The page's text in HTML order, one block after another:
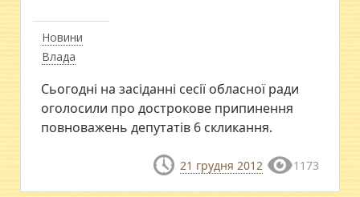
Новини
Влада
Сьогодні на засіданні сесії обласної ради
оголосили про дострокове припинення
повноважень депутатів 6 скликання.
21 грудня 2012 1173